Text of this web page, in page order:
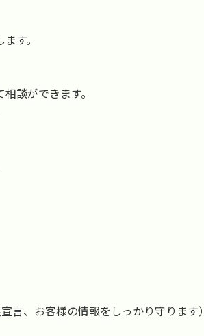
す。
談ができます。
、お客様の情報をしっかり守ります）